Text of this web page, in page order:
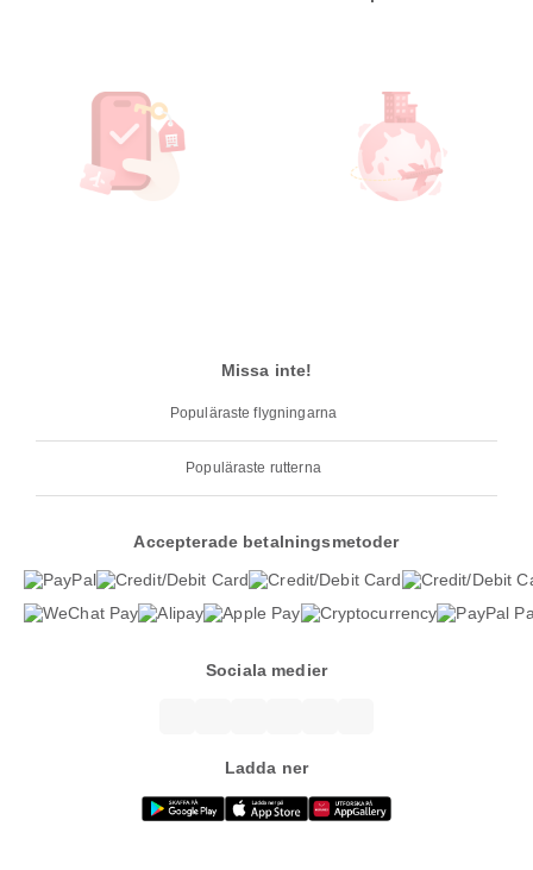
Missa inte!
Populäraste flygningarna
Populäraste rutterna
Accepterade betalningsmetoder
Sociala medier
Ladda ner